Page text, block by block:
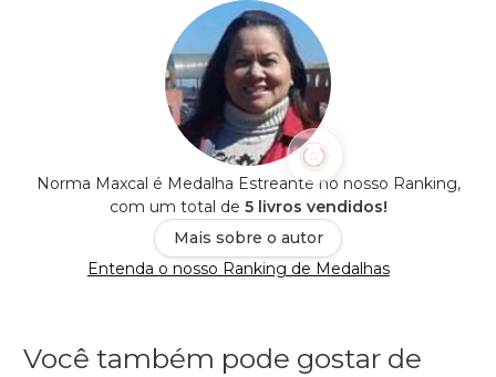
Norma Maxcal é Medalha Estreante no nosso Ranking,
com um total de 5 livros vendidos!
Mais sobre o autor
Entenda o nosso Ranking de Medalhas
Você também pode gostar de